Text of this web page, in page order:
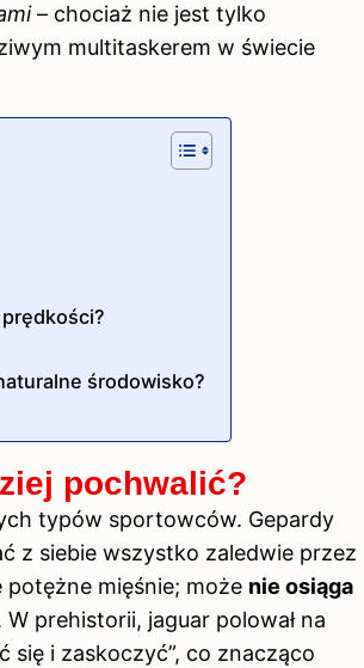
– chociaż nie jest tylko
multitaskerem w świecie
środowisko?
pochwalić?
typów sportowców. Gepardy
z siebie wszystko zaledwie przez
mięśnie; może nie osiąga
prehistorii, jaguar polował na
się i zaskoczyć”, co znacząco